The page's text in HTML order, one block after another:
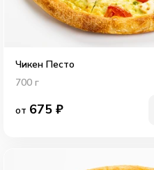
Чикен Песто
700 г
от 675 ₽